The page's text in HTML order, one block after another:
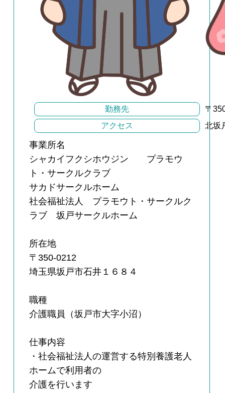
勤務先
〒
アクセス
北坂
事業所名
シャカイフクシホウジン プラモウ
ト・サークルクラブ
サカドサークルホーム
社会福祉法人 プラモウト・サークルク
ラブ 坂戸サークルホーム
所在地
〒350-0212
埼玉県坂戸市石井１６８４
職種
介護職員（坂戸市大字小沼）
仕事内容
・社会福祉法人の運営する特別養護老人
ホームで利用者の
介護を行います